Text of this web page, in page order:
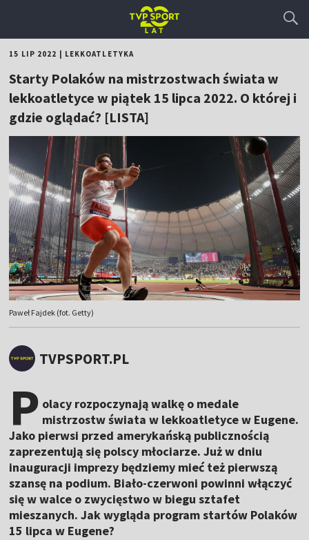
15 LIP 2022 LEKKOATLETYKA
Starty Polaków na mistrzostwach świata w
lekkoatletyce w piątek 15 lipca 2022. O której i
gdzie oglądać? [LISTA]
Paweł Fajdek (fot. Getty)
TVPSPORT.PL
P olacy rozpoczynają walkę o medale
mistrzostw świata w lekkoatletyce w Eugene.
Jako pierwsi przed amerykańską publicznością
zaprezentują się polscy młociarze. Już w dniu
inauguracji imprezy będziemy mieć też pierwszą
szansę na podium. Biało-czerwoni powinni włączyć
się w walce o zwycięstwo w biegu sztafet
mieszanych. Jak wygląda program startów Polaków
15 lipca w Eugene?